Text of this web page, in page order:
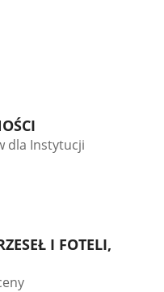
dla Instytucji
I FOTELI,